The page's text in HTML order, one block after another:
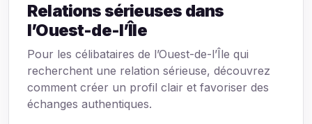
Relations sérieuses dans
l’Ouest-de-l’Île
Pour les célibataires de l’Ouest-de-l’Île qui
recherchent une relation sérieuse, découvrez
comment créer un profil clair et favoriser des
échanges authentiques.